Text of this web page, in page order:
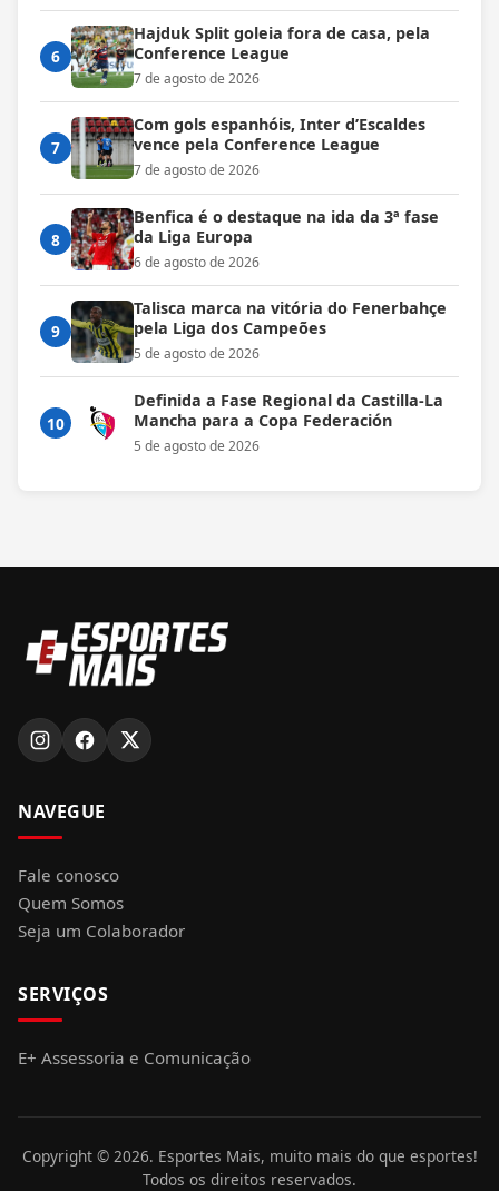
6
Hajduk Split goleia fora de casa, pela
Conference League
7 de agosto de 2026
7
Com gols espanhóis, Inter d’Escaldes
vence pela Conference League
7 de agosto de 2026
8
Benfica é o destaque na ida da 3ª fase
da Liga Europa
6 de agosto de 2026
9
Talisca marca na vitória do Fenerbahçe
pela Liga dos Campeões
5 de agosto de 2026
10
Definida a Fase Regional da Castilla-La
Mancha para a Copa Federación
5 de agosto de 2026
NAVEGUE
Fale conosco
Quem Somos
Seja um Colaborador
SERVIÇOS
E+ Assessoria e Comunicação
Copyright © 2026. Esportes Mais, muito mais do que esportes!
Todos os direitos reservados.